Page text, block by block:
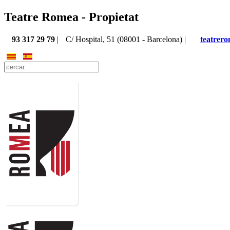
Teatre Romea - Propietat
93 317 29 79 | C/ Hospital, 51 (08001 - Barcelona) |